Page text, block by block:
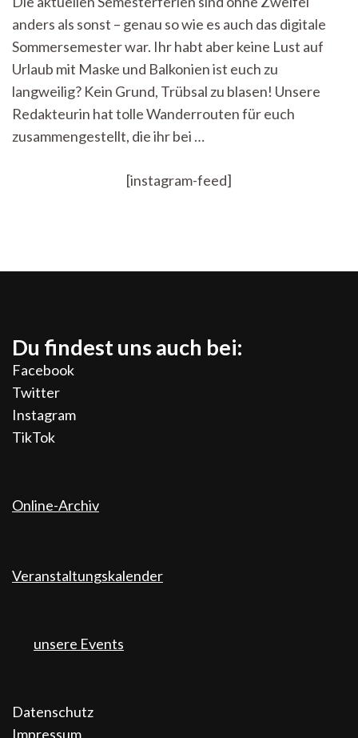
Wanderschuhe
ein:
Drei
Tage
in
den
anders als sonst – genau so wie es auch das digitale
Sommersemester war. Ihr habt aber keine Lust auf
Urlaub mit Maske und Balkonien ist euch zu
langweilig? Kein Grund, Trübsal zu blasen! Unsere
Redakteurin hat tolle Wanderrouten für euch
zusammengestellt, die ihr bei …
[instagram-feed]
Du findest uns auch bei:
Facebook
Twitter
Instagram
TikTok
Online-Archiv
Veranstaltungskalender
unsere Events
Datenschutz
Impressum